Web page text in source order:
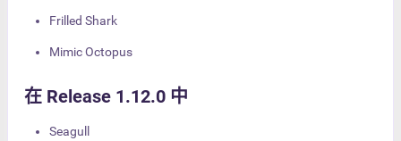
Frilled Shark
Mimic Octopus
在 Release 1.12.0 中
Seagull